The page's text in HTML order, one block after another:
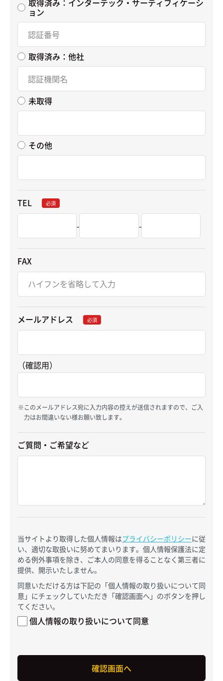
取得済み：インターテック・サーティフィケーシ
ョン
取得済み：他社
未取得
その他
TEL 必須
- -
FAX
メールアドレス 必須
（確認用）
このメールアドレス宛に入力内容の控えが送信されますので、ご入
力はお間違いない様お願い致します。
ご質問・ご希望など
当サイトより取得した個人情報はプライバシーポリシーに従
い、適切な取扱いに努めてまいります。個人情報保護法に定
める例外事項を除き、ご本人の同意を得ることなく第三者に
提供、開示いたしません。
同意いただける方は下記の「個人情報の取り扱いについて同
意」にチェックしていただき「確認画面へ」のボタンを押し
てください。
個人情報の取り扱いについて同意